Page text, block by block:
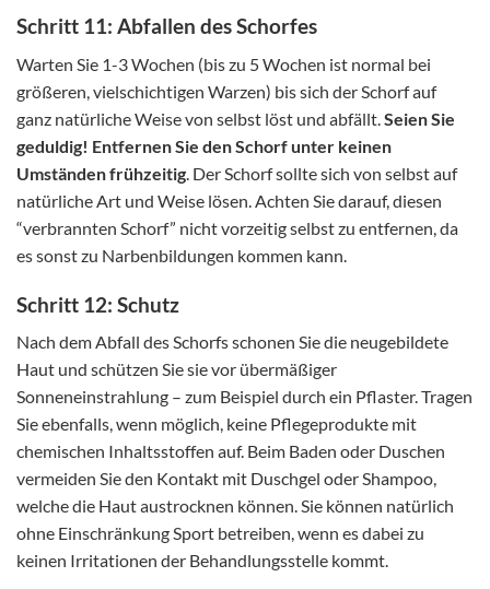
Schritt 11: Abfallen des Schorfes
Warten Sie 1-3 Wochen (bis zu 5 Wochen ist normal bei
größeren, vielschichtigen Warzen) bis sich der Schorf auf
ganz natürliche Weise von selbst löst und abfällt.Seien Sie
geduldig! Entfernen Sie den Schorf unter keinen
Umständen frühzeitig. Der Schorf sollte sich von selbst auf
natürliche Art und Weise lösen. Achten Sie darauf, diesen
“verbrannten Schorf” nicht vorzeitig selbst zu entfernen, da
es sonst zu Narbenbildungen kommen kann.
Schritt 12: Schutz
Nach dem Abfall des Schorfs schonen Sie die neugebildete
Haut und schützen Sie sie vor übermäßiger
Sonneneinstrahlung – zum Beispiel durch ein Pflaster. Tragen
Sie ebenfalls, wenn möglich, keine Pflegeprodukte mit
chemischen Inhaltsstoffen auf. Beim Baden oder Duschen
vermeiden Sie den Kontakt mit Duschgel oder Shampoo,
welche die Haut austrocknen können. Sie können natürlich
ohne Einschränkung Sport betreiben, wenn es dabei zu
keinen Irritationen der Behandlungsstelle kommt.